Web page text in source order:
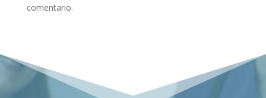
comentario.